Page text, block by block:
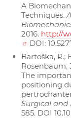
A
Techniques.
2016. http://
DOI:
Bartoška, R.;
Rosenbaum,
The
positioning
Surgical and
585. DOI